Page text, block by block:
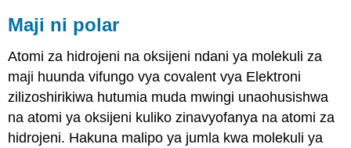
pH,
asidi,
na
besi
Muhtasari
maelezo
ya
chini
Maji ni polar
Atomi za hidrojeni na oksijeni ndani ya molekuli za
maji huunda vifungo vya covalent vya Elektroni
zilizoshirikiwa hutumia muda mwingi unaohusishwa
na atomi ya oksijeni kuliko zinavyofanya na atomi za
hidrojeni. Hakuna malipo ya jumla kwa molekuli ya